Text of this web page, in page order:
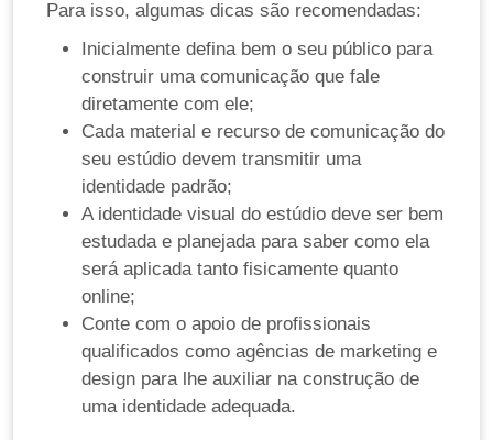
Para isso, algumas dicas são recomendadas:
Inicialmente defina bem o seu público para
construir uma comunicação que fale
diretamente com ele;
Cada material e recurso de comunicação do
seu estúdio devem transmitir uma
identidade padrão;
A identidade visual do estúdio deve ser bem
estudada e planejada para saber como ela
será aplicada tanto fisicamente quanto
online;
Conte com o apoio de profissionais
qualificados como agências de marketing e
design para lhe auxiliar na construção de
uma identidade adequada.